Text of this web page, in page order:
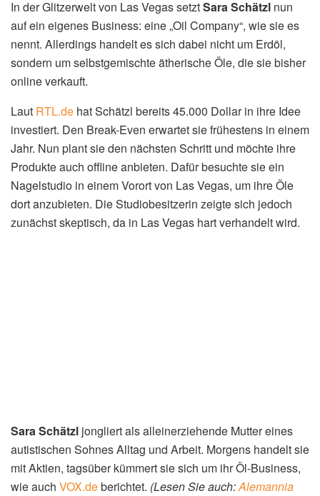
In der Glitzerwelt von Las Vegas setztSara Schätzl nun
auf ein eigenes Business: eine „Oil Company“, wie sie es
nennt. Allerdings handelt es sich dabei nicht um Erdöl,
sondern um selbstgemischte ätherische Öle, die sie bisher
online verkauft.
Laut RTL.de hat Schätzl bereits 45.000 Dollar in ihre Idee
investiert. Den Break-Even erwartet sie frühestens in einem
Jahr. Nun plant sie den nächsten Schritt und möchte ihre
Produkte auch offline anbieten. Dafür besuchte sie ein
Nagelstudio in einem Vorort von Las Vegas, um ihre Öle
dort anzubieten. Die Studiobesitzerin zeigte sich jedoch
zunächst skeptisch, da in Las Vegas hart verhandelt wird.
Sara Schätzl jongliert als alleinerziehende Mutter eines
autistischen Sohnes Alltag und Arbeit. Morgens handelt sie
mit Aktien, tagsüber kümmert sie sich um ihr Öl-Business,
wie auch VOX.deberichtet. (Lesen Sie auch:Alemannia